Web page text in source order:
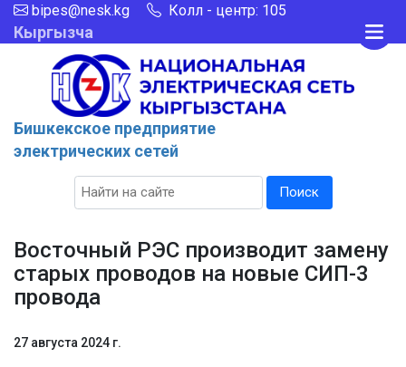
bipes@nesk.kg Колл - центр: 105
Кыргызча
Бишкекcкое предприятие
электрических сетей
Поиск
Восточный РЭС производит замену
старых проводов на новые СИП-3
провода
27 августа 2024 г.